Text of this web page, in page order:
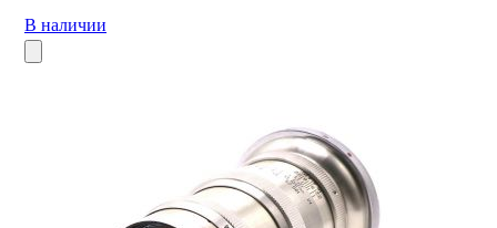
В наличии